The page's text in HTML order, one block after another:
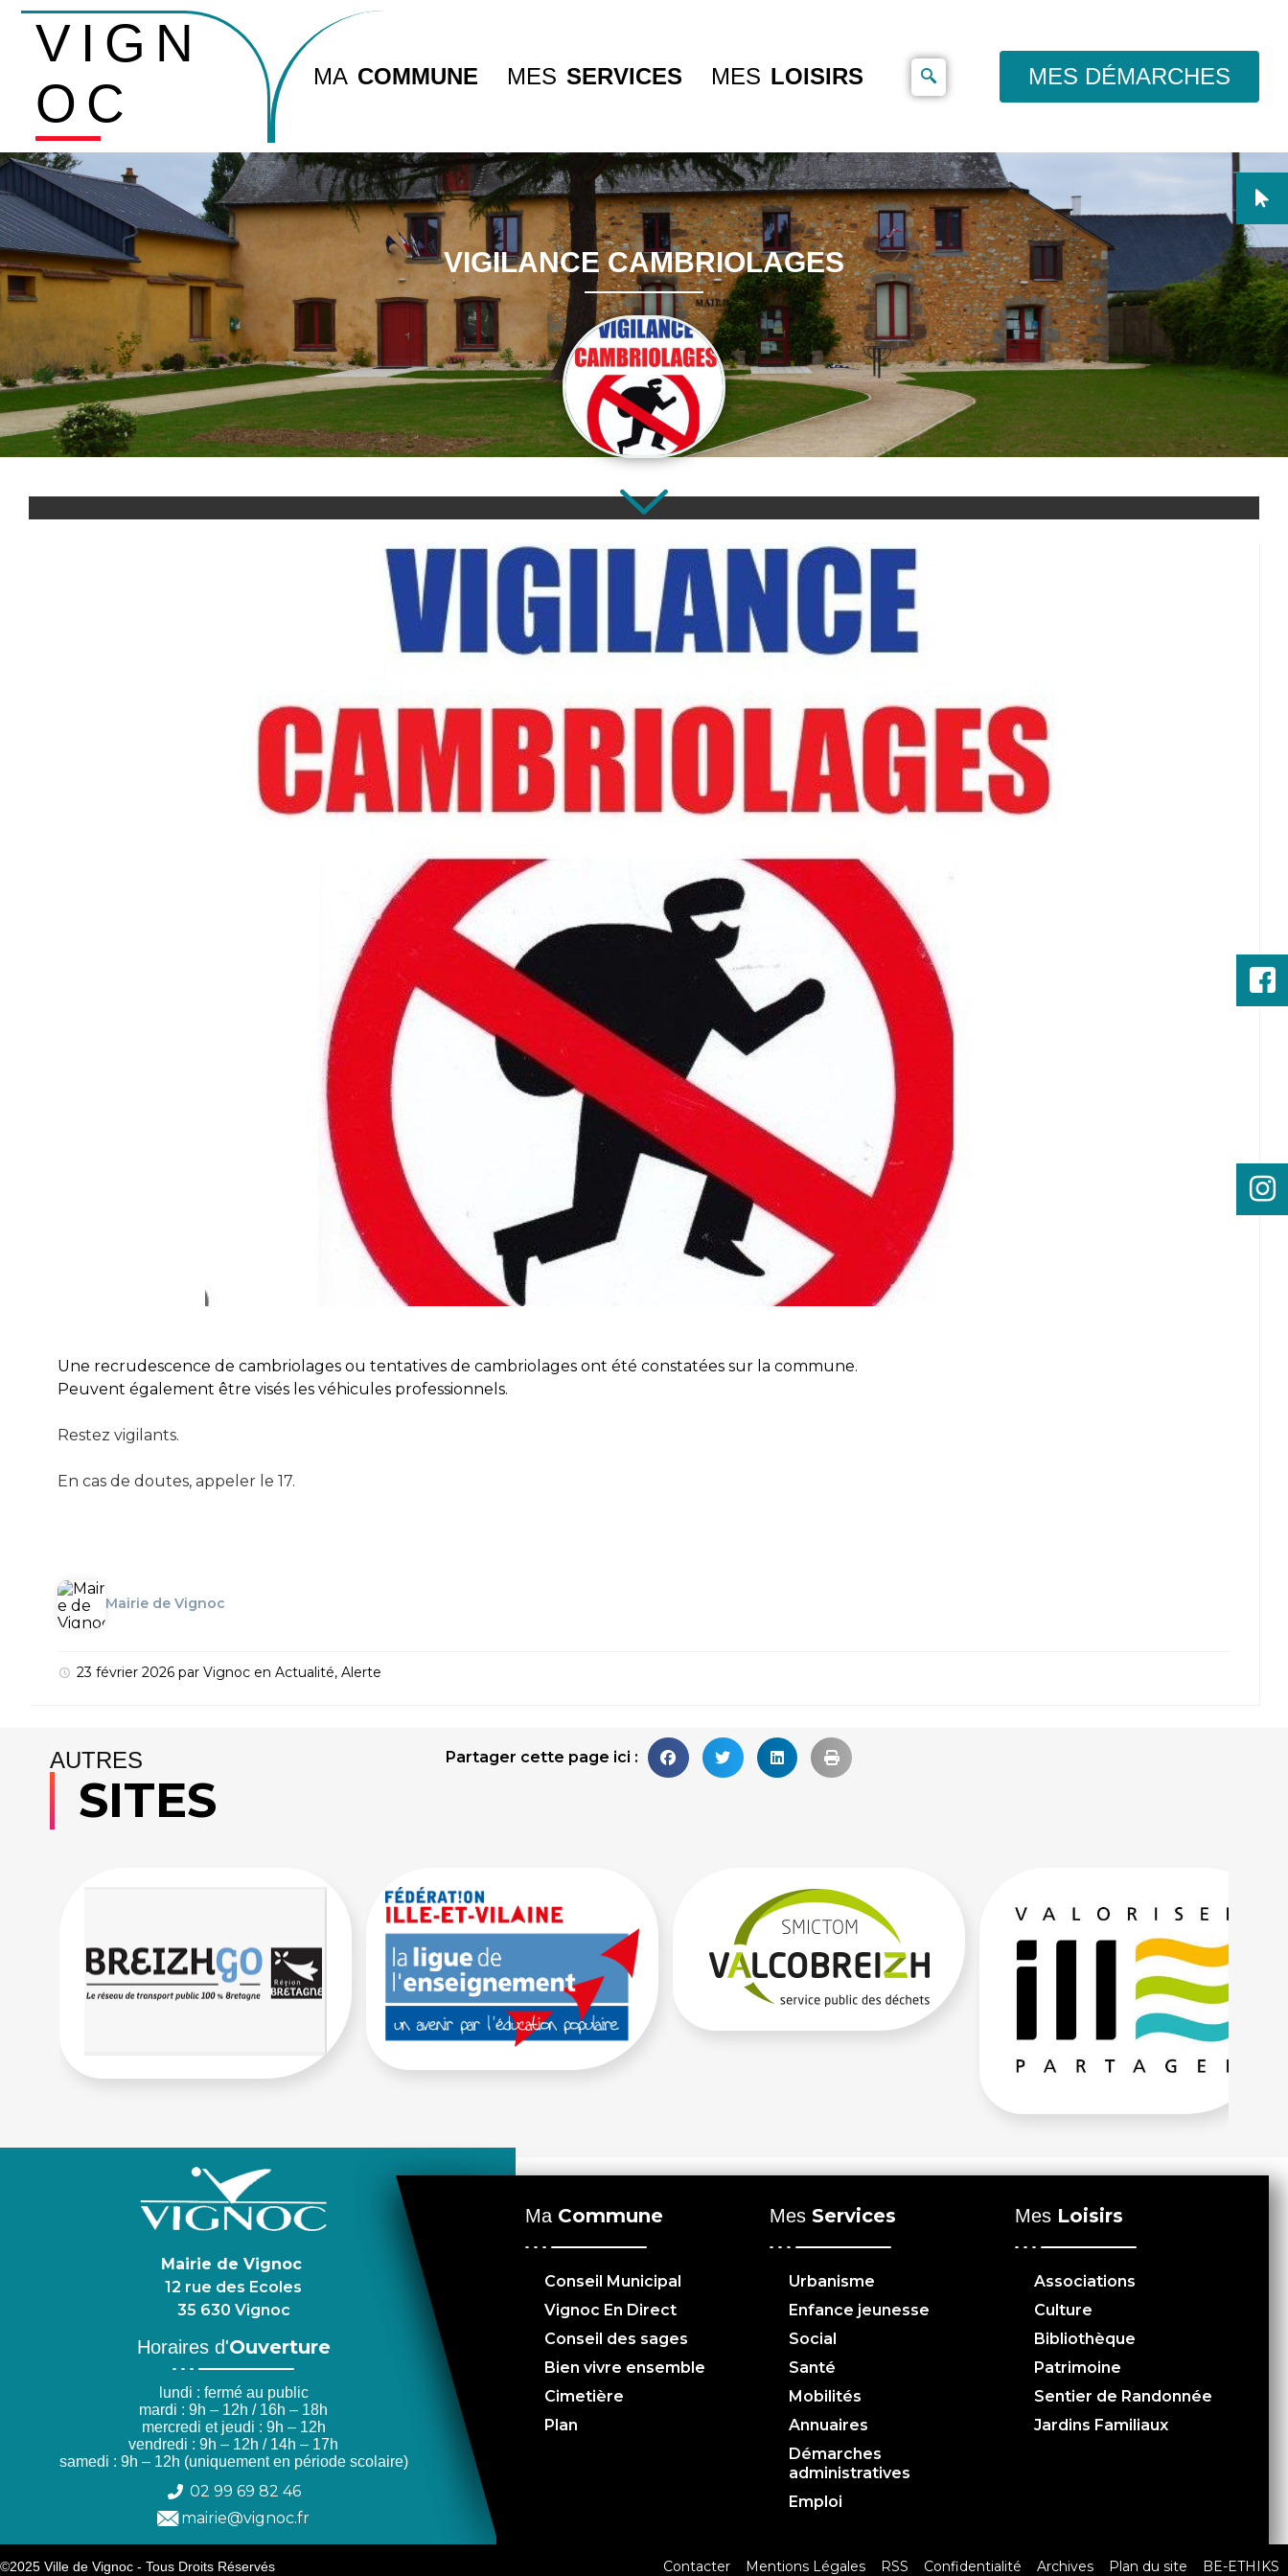
VIGN
OC
MA COMMUNE MES SERVICES MES LOISIRS MES DÉMARCHES
VIGILANCE CAMBRIOLAGES
Une recrudescence de cambriolages ou tentatives de cambriolages ont été constatées sur la commune.
Peuvent également être visés les véhicules professionnels.
Restez vigilants.
En cas de doutes, appeler le 17.
Mairie de Vignoc
23 février 2026 par Vignoc en Actualité, Alerte
Partager cette page ici :
AUTRES
SITES
Mairie de Vignoc
12 rue des Ecoles
35 630 Vignoc
Horaires d'Ouverture
lundi : fermé au public
mardi : 9h – 12h / 16h – 18h
mercredi et jeudi : 9h – 12h
vendredi : 9h – 12h / 14h – 17h
samedi : 9h – 12h (uniquement en période scolaire)
02 99 69 82 46
mairie@vignoc.fr
Ma Commune
Conseil Municipal
Vignoc En Direct
Conseil des sages
Bien vivre ensemble
Cimetière
Plan
MesServices
Urbanisme
Enfance jeunesse
Social
Santé
Mobilités
Annuaires
Démarches
administratives
Emploi
Mes Loisirs
Associations
Culture
Bibliothèque
Patrimoine
Sentier de Randonnée
Jardins Familiaux
©2025 Ville de Vignoc - Tous Droits Réservés Contacter Mentions Légales RSS Confidentialité Archives Plan du site BE-ETHIKS